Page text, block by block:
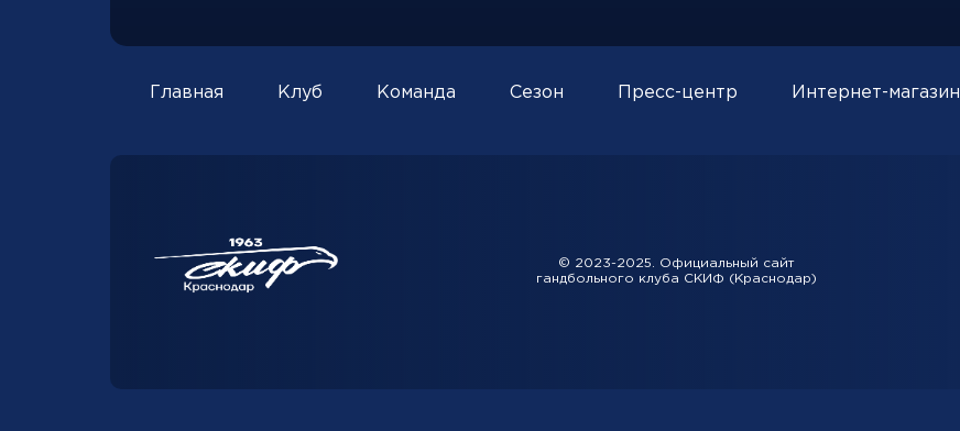
Главная Клуб Команда Сезон Пресс-центр Интернет-магазин
© 2023-2025. Официальный сайт
гандбольного клуба СКИФ (Краснодар)